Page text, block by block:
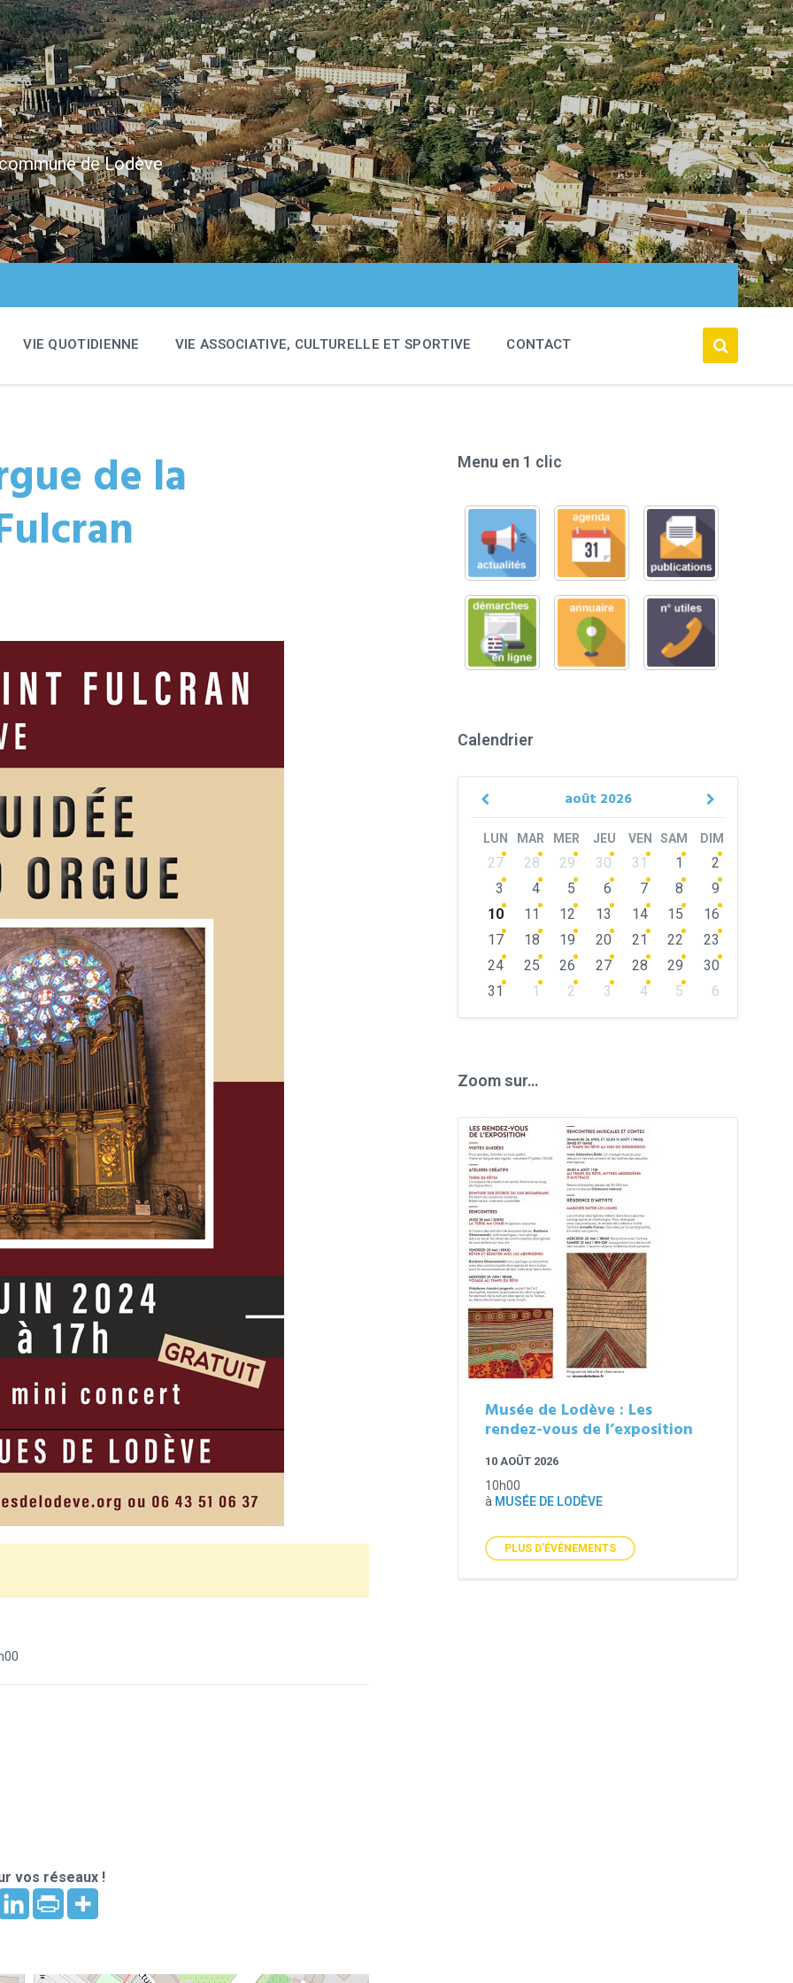
de Lodève
VIE QUOTIDIENNE VIE ASSOCIATIVE, CULTURELLE ET SPORTIVE CONTACT
de la
vos réseaux !
Menu en 1 clic
Calendrier
août 2026
Previous
Next
LUN MAR MER JEU VEN SAM DIM
Skip
calendar
days
27 28 29 30 31 1
2
3
4 5 6 7 8
9
10
11 12 13 14 15
16
17
18 19 20 21 22
23
24
25 26 27 28 29
30
31
1 2 3 4 5
6
Zoom sur…
Musée de Lodève : Les
rendez-vous de l’exposition
10 AOÛT 2026
10h00
à MUSÉE DE LODÈVE
PLUS D'ÉVÉNEMENTS